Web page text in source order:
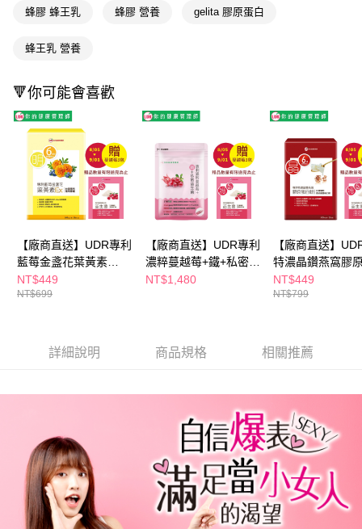
購買商品的店家。未經商家同意取消之訂單仍視為有效，需透過AFTEE先享
是否繳費成功／繳費後需取消欲退款等相關疑問，請聯繫「AFTEE先享後付
【注意事項】
１．透過由恩沛科技股份有限公司提供之「AFTEE先享後付」服務完成之交
易，需依本服務之必要範圍內提供個人資料，並將交易相關給付款項請求債
權轉讓予恩沛科技股份有限公司。
２．關於個人資料處理事宜，請瀏覽以下網址：
https://aftee.tw/terms/#terms3
３．未成年的使用者請事先徵得法定代理人或監護人之同意方可使用
「AFTEE先享後付」，若未經同意申辦者引起之損失，本公司不負相關責
任。
時審查核予不同之上限額度；若仍有額度不足之情形，本公司將視審查結果
請求用戶進行身份認證。
５．嚴禁一人註冊多個帳號或使用他人資訊註冊。若發現惡意使用之情形，
恩沛科技股份有限公司將有權停止該用戶之使用額度並採取法律行動。
蜂膠 蜂王乳 蜂膠 營養 gelita 膠原蛋白
蜂王乳 營養
🔻你可能會喜歡
【廠商直送】UDR專利
藍莓金盞花葉黃素
EX30顆
NT$449
NT$699
【廠商直送】UDR專利
濃粹蔓越莓+鐵+私密益
生菌30顆
NT$1,480
【廠商直送】
特濃晶鑽燕窩膠
粉20包
NT$449
NT$799
詳細說明 商品規格 相關推薦